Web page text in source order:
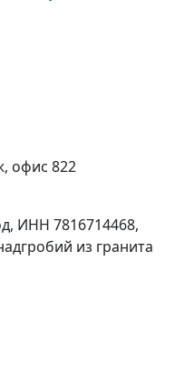
офис 822
ИНН 7816714468,
из гранита